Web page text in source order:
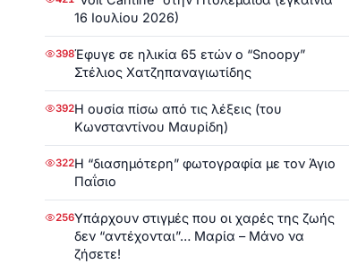
16 Ιουλίου 2026)
398Έφυγε σε ηλικία 65 ετών ο “Snoopy”
Στέλιος Χατζηπαναγιωτίδης
392Η ουσία πίσω από τις λέξεις (του
Κωνσταντίνου Μαυρίδη)
322Η “διασημότερη” φωτογραφία με τον Άγιο
Παΐσιο
256Υπάρχουν στιγμές που οι χαρές της ζωής
δεν “αντέχονται”… Μαρία – Μάνο να
ζήσετε!